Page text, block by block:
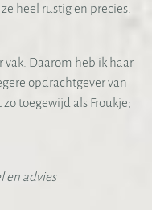
heel rustig en precies.
vak. Daarom heb ik haar
opdrachtgever van
toegewijd als Froukje;
en advies